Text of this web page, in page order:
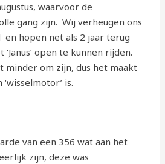
waarvoor de
gang zijn. Wij verheugen ons
hopen net als 2 jaar terug
open te kunnen rijden.
minder om zijn, dus het maakt
is.
van een 356 wat aan het
zijn, deze was